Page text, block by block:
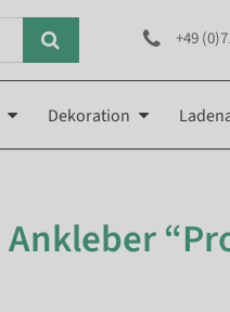
+49
Dekoration
Ankleber